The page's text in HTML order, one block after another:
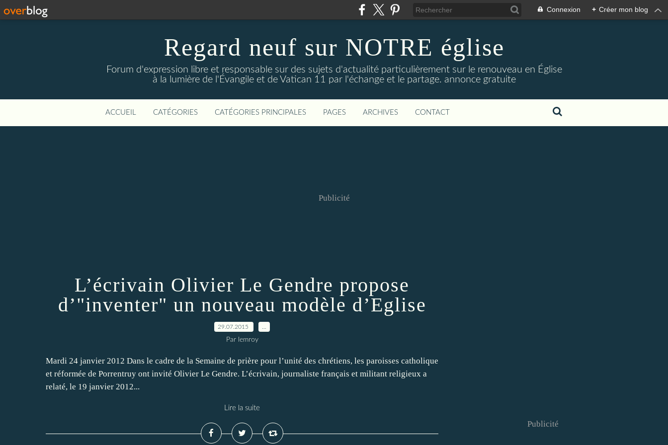
Connexion + Créer mon blog
Regard neuf sur NOTRE église
Forum d'expression libre et responsable sur des sujets d'actualité particulièrement sur le renouveau en Église
à la lumière de l'Évangile et de Vatican 11 par l'échange et le partage. annonce gratuite
ACCUEIL CATÉGORIES CATÉGORIES PRINCIPALES PAGES ARCHIVES CONTACT
Publicité
L’écrivain Olivier Le Gendre propose
d’"inventer" un nouveau modèle d’Eglise
29.07.2015
Par lemroy
Mardi 24 janvier 2012 Dans le cadre de la Semaine de prière pour l’unité des chrétiens, les paroisses catholique
et réformée de Porrentruy ont invité Olivier Le Gendre. L’écrivain, journaliste français et militant religieux a
relaté, le 19 janvier 2012...
Lire la suite
Publicité